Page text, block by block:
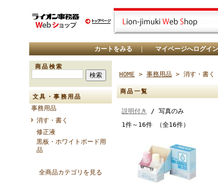
カートをみる ｜ マイページへログイン
商品検索
文具・事務用品
事務用品
消す・書く
修正液
黒板・ホワイトボード用
品
全商品カテゴリを見る
HOME > 事務用品 > 消す・書く
商品一覧
説明付き
/ 写真のみ
1件～16件 （全16件）